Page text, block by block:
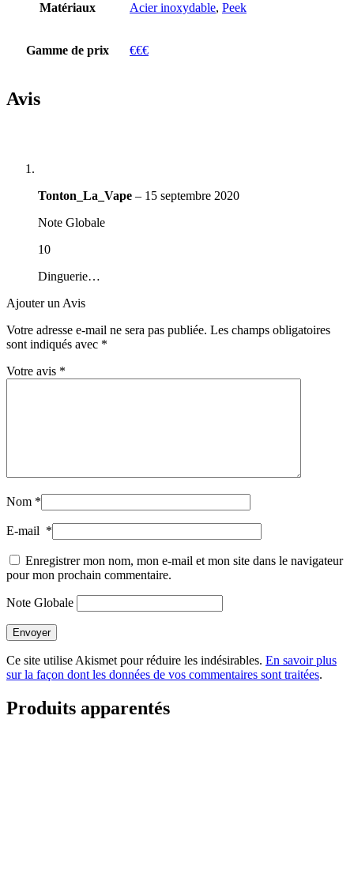
Matériaux Acier inoxydable, Peek
Gamme de prix €€€
Avis
Tonton_La_Vape – 15 septembre 2020
Note Globale
10
Dinguerie…
Ajouter un Avis
Votre adresse e-mail ne sera pas publiée. Les champs obligatoires
sont indiqués avec *
Votre avis *
Nom *
E-mail *
Enregistrer mon nom, mon e-mail et mon site dans le navigateur
pour mon prochain commentaire.
Note Globale
Envoyer
Ce site utilise Akismet pour réduire les indésirables. En savoir plus
sur la façon dont les données de vos commentaires sont traitées.
Produits apparentés